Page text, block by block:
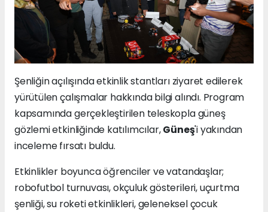
Şenliğin açılışında etkinlik stantları ziyaret edilerek
yürütülen çalışmalar hakkında bilgi alındı. Program
kapsamında gerçekleştirilen teleskopla güneş
gözlemi etkinliğinde katılımcılar,Güneş'i yakından
inceleme fırsatı buldu.
Etkinlikler boyunca öğrenciler ve vatandaşlar;
robofutbol turnuvası, okçuluk gösterileri, uçurtma
şenliği, su roketi etkinlikleri, geleneksel çocuk